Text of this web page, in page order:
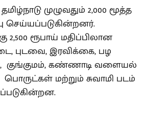
முழுவதும் 2,000 மூத்த
செய்யப்படுகின்றனர்.
2,500 ரூபாய் மதிப்பிலான
புடவை, இரவிக்கை, பழ
கண்ணாடி வளையல்
மற்றும் சுவாமி படம்